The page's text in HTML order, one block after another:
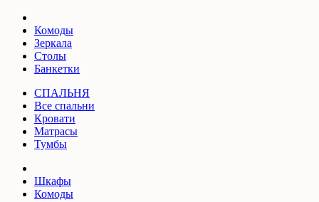
Комоды
Зеркала
Столы
Банкетки
СПАЛЬНЯ
Все спальни
Кровати
Матрасы
Тумбы
Шкафы
Комоды